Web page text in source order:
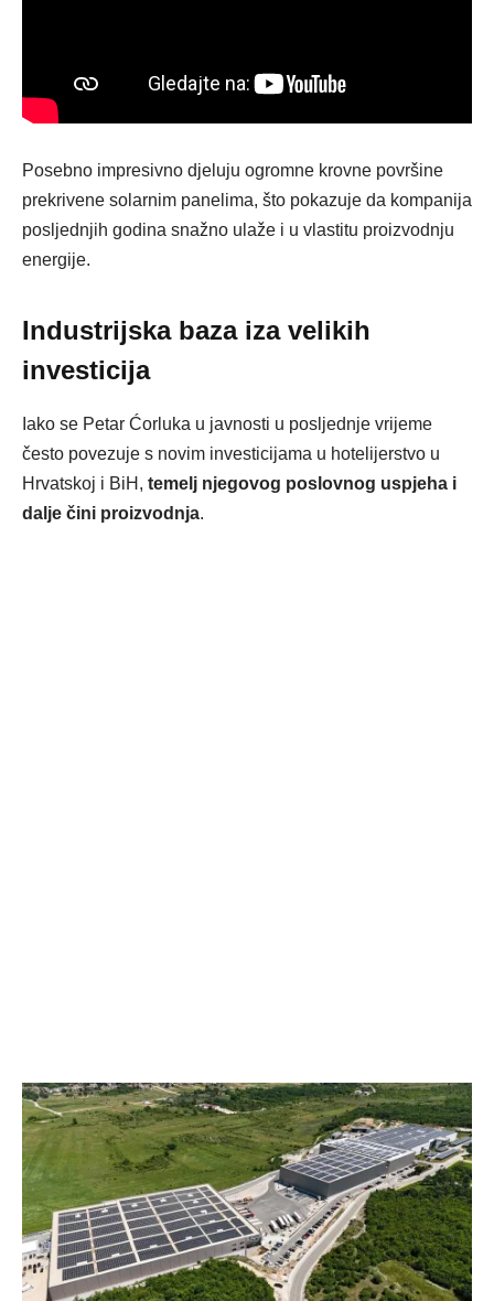
Posebno impresivno djeluju ogromne krovne površine
prekrivene solarnim panelima, što pokazuje da kompanija
posljednjih godina snažno ulaže i u vlastitu proizvodnju
energije.
Industrijska baza iza velikih
investicija
Iako se Petar Ćorluka u javnosti u posljednje vrijeme
često povezuje s novim investicijama u hotelijerstvo u
Hrvatskoj i BiH, temelj njegovog poslovnog uspjeha i
dalje čini proizvodnja.